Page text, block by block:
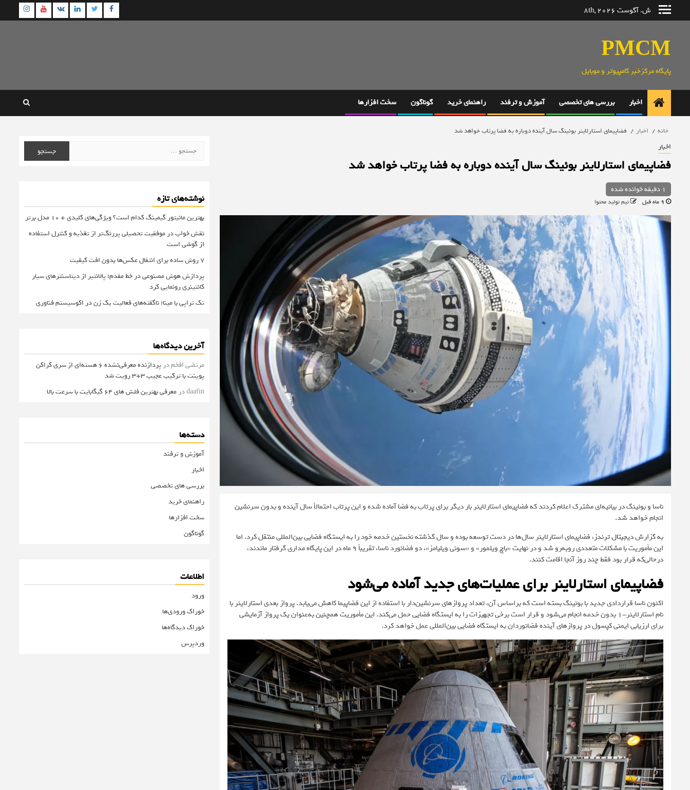
ش. آگوست 8th, 2026 Facebook
Twitter
Linkedin
VK
PMCM
پایگاه مرکزخبر کامپیوتر و موبایل
اخبار بررسی های تخصصی آموزش و ترفند راهنمای خرید گوناگون سخت افزارها
خانه اخبار فضاپیمای استارلاینر بوئینگ سال آینده دوباره به فضا پرتاب خواهد شد
اخبار
فضاپیمای استارلاینر بوئینگ سال آینده دوباره به فضا پرتاب خواهد شد
1 دقیقه خوانده شده
تیم تولید محتوا
ناسا و بوئینگ در بیانیه‌ای مشترک اعلام کردند که فضاپیمای استارلاینر بار دیگر برای پرتاب به فضا آماده شده و این پرتاب احتمالاً سال آینده و بدون سرنشین
انجام خواهد شد.
به گزارشدیجیتال ترندز، فضاپیمای استارلاینر سال‌ها در دست توسعه بوده و سال گذشته نخستین خدمه خود را به ایستگاه فضایی بین‌المللی منتقل کرد. اما
این مأموریت با مشکلات متعددی روبه‌رو شد و در نهایت «باچ ویلمور» و «سونی ویلیامز»، دو فضانورد ناسا، تقریباً ۹ ماه در این پایگاه مداری گرفتار ماندند،
درحالی‌که قرار بود فقط چند روز آنجا اقامت کنند.
فضاپیمای استارلاینر برای عملیات‌های جدید آماده می‌شود
اکنون ناسا قراردادی جدید با بوئینگ بسته است که براساس آن، تعداد پروازهای سرنشین‌دار با استفاده از این فضاپیما کاهش می‌یابد. پرواز بعدی استارلاینر با
نام استارلاینر-۱ بدون خدمه انجام می‌شود و قرار است برخی تجهیزات را به ایستگاه فضایی حمل می‌کند. این مأموریت همچنین به‌عنوان یک پرواز آزمایشی
برای ارزیابی ایمنی کپسول در پروازهای آینده فضانوردان به ایستگاه فضایی بین‌المللی عمل خواهد کرد.
برای:
نوشته‌های تازه
بهترین مانیتور گیمینگ کدام است؟ ویژگی‌های کلیدی + 10 مدل برتر
نقش خواب در موفقیت تحصیلی پررنگ‌تر از تغذیه و کنترل استفاده
از گوشی است
۷ روش ساده برای انتقال عکس‌ها بدون افت کیفیت
پردازش هوش مصنوعی در خط مقدم؛ پالانتیر از دیتاسنترهای سیار
کانتینری رونمایی کرد
تک تراپی با مینا؛ ناگفته‌های فعالیت یک زن در اکوسیستم فناوری
آخرین دیدگاه‌ها
مرتضی افخمدر
پردازنده معرفی‌نشده 6 هسته‌ای از سری کراکن
پوینت با ترکیب عجیب 3+3 رویت شد
daafinدر معرفی بهترین فلش های 64 گیگابایت با سرعت بالا
دسته‌ها
آموزش و ترفند
اخبار
بررسی های تخصصی
راهنمای خرید
سخت افزارها
گوناگون
اطلاعات
ورود
خوراک ورودی‌ها
خوراک دیدگاه‌ها
وردپرس